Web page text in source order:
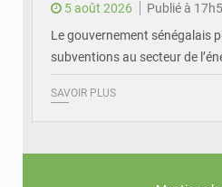
5 août 2026
Publié à
Le gouvernement sénégalais
subventions au secteur de
SAVOIR PLUS